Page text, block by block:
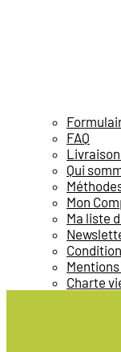
FAQ
Qui
Mon
Ma liste
Charte